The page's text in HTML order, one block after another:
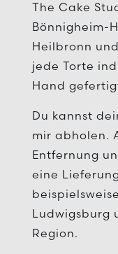
The Cake
Bönnigheim-
Heilbronn
jede Torte
Hand
Du kannst
mir abholen.
Entfernung
eine
Ludwigsburg
Region.